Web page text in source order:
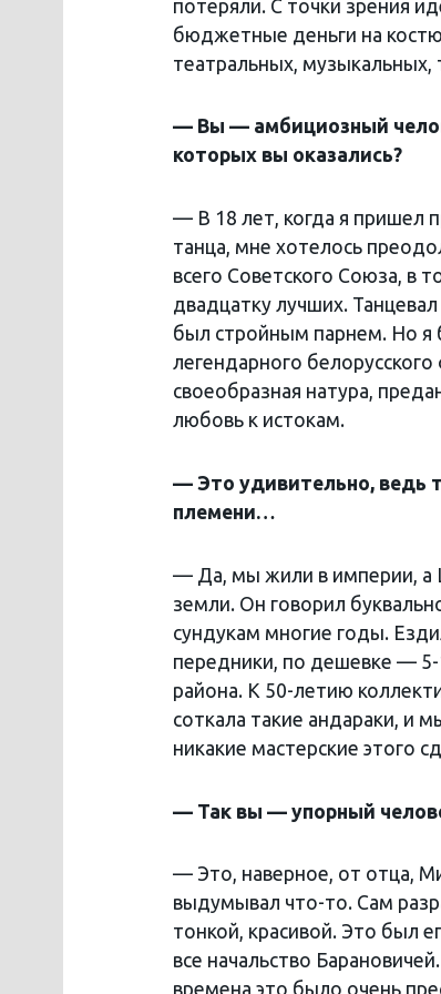
потеряли. С точки зрения
бюджетные деньги на
театральных, музыкальных,
— Вы — амбициозный
которых вы оказались?
— В 18 лет, когда я пришел
танца, мне хотелось
всего Советского Союза, в
двадцатку лучших.
был стройным парнем. Но я
легендарного
своеобразная натура,
любовь к истокам.
— Это удивительно, ведь
племени…
— Да, мы жили в империи, а
земли. Он говорил
сундукам многие годы.
передники, по дешевке — 5-
района. К 50-летию
соткала такие андараки, и
никакие мастерские этого
— Так вы — упорный
— Это, наверное, от отца,
выдумывал что-то. Сам
тонкой, красивой. Это был
все начальство
времена это было очень